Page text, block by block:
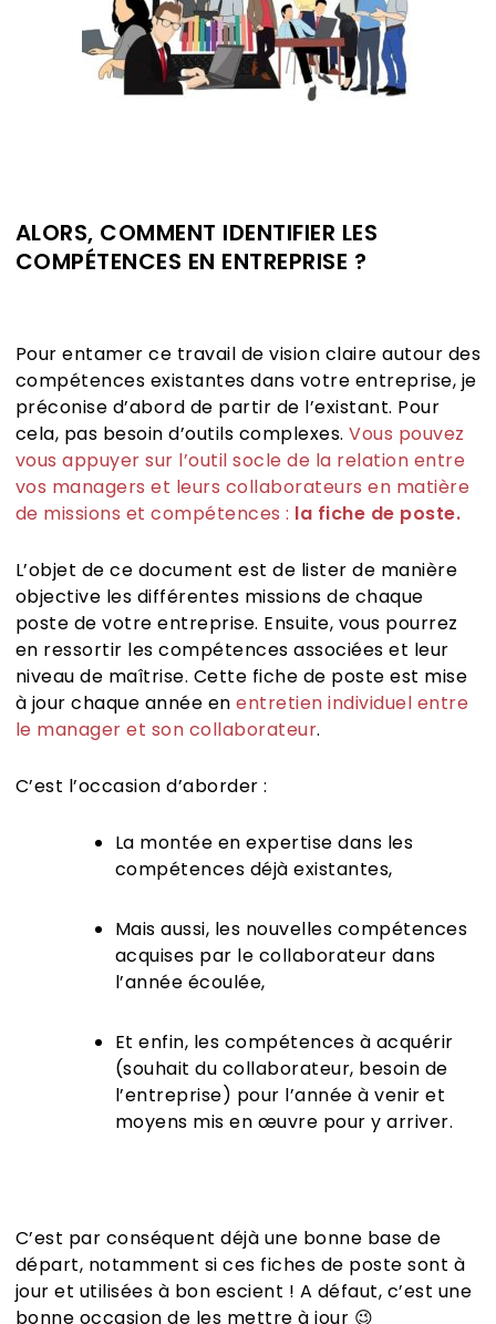
ALORS, COMMENT IDENTIFIER LES
COMPÉTENCES EN ENTREPRISE ?
Pour entamer ce travail de vision claire autour des
compétences existantes dans votre entreprise, je
préconise d’abord de partir de l’existant. Pour
cela, pas besoin d’outils complexes.Vous pouvez
vous appuyer sur l’outil socle de la relation entre
vos managers et leurs collaborateurs en matière
de missions et compétences : la fiche de poste.
L’objet de ce document est de lister de manière
objective les différentes missions de chaque
poste de votre entreprise. Ensuite, vous pourrez
en ressortir les compétences associées et leur
niveau de maîtrise. Cette fiche de poste est mise
à jour chaque année enentretien individuel entre
le manager et son collaborateur.
C’est l’occasion d’aborder :
La montée en expertise dans les
compétences déjà existantes,
Mais aussi, les nouvelles compétences
acquises par le collaborateur dans
l’année écoulée,
Et enfin, les compétences à acquérir
(souhait du collaborateur, besoin de
l’entreprise) pour l’année à venir et
moyens mis en œuvre pour y arriver.
C’est par conséquent déjà une bonne base de
départ, notamment si ces fiches de poste sont à
jour et utilisées à bon escient ! A défaut, c’est une
bonne occasion de les mettre à jour 😉